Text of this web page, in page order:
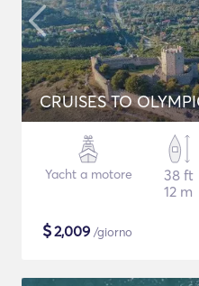
CRUISES TO
Yacht a motore
38 ft
12 m
$2,009 /giorno